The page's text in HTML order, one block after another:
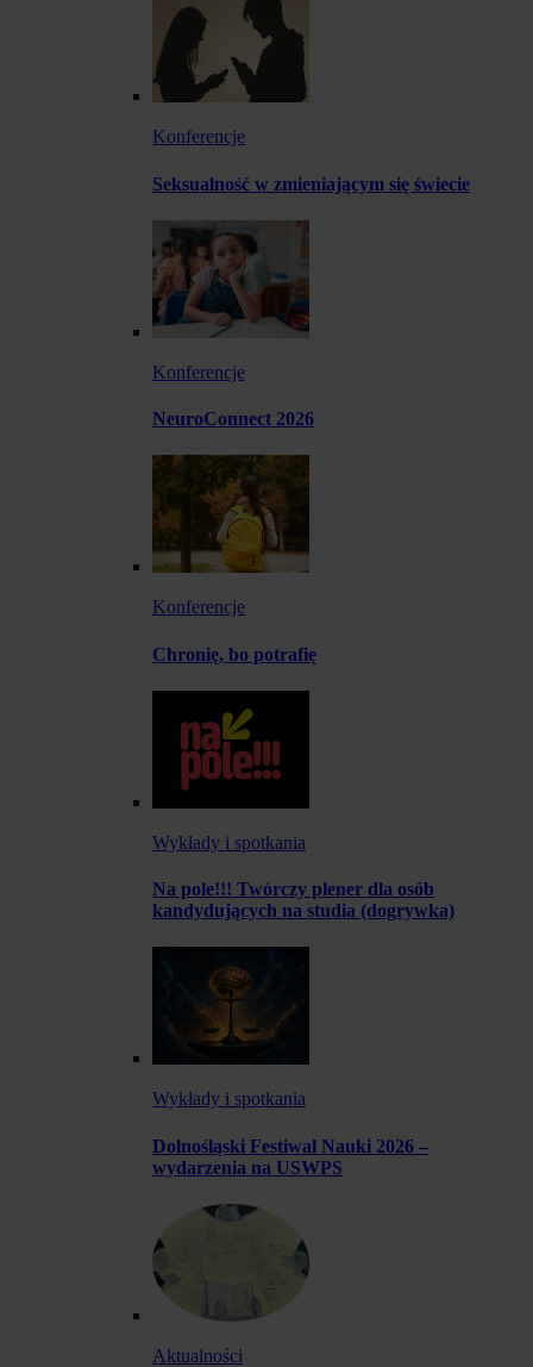
Konferencje
Seksualność w zmieniającym się świecie
Konferencje
NeuroConnect 2026
Konferencje
Chronię, bo potrafię
Wykłady i spotkania
Na pole!!! Twórczy plener dla osób
kandydujących na studia (dogrywka)
Wykłady i spotkania
Dolnośląski Festiwal Nauki 2026 –
wydarzenia na USWPS
Aktualności